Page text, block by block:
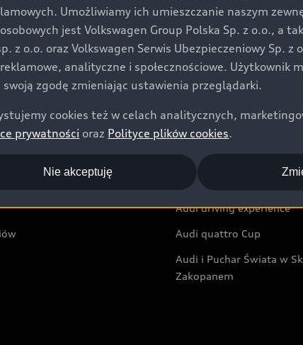
cyfrowe
Świat Audi
Aktualności i historie
Audi Nuvolari
Audi Sport Festiwal
Audi i Muzeum Sztuki
Audi driving experience
Audi quattro Cup
Audi i Puchar Świata w
Zakopanem
Umożliwiamy ich umieszczanie naszym
jest Volkswagen Group Polska Sp. z o.o., a
z o.o. oraz Volkswagen Serwis Ubezpieczeniowy Sp.
analityczne i społecznościowe. Użytkownik
swoją zgodę zmieniając ustawienia przeglądarki.
cookies też w celach analitycznych,
prywatności oraz Polityce plików cookies.
Nie akceptuję